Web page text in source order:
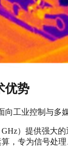
优势
向工业控制与多
GHz）提供强大
，专为信号处